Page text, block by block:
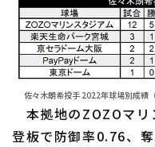
佐々木朗希投手 2022年球場別成績
本拠地のZOZOマリ
登板で防御率0.76、